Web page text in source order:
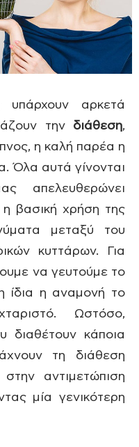
υπάρχουν αρκετά
την διάθεση,
η καλή παρέα η
Όλα αυτά γίνονται
απελευθερώνει
η βασική χρήση της
μεταξύ του
κυττάρων. Για
να γευτούμε το
ίδια η αναμονή το
Ωστόσο,
διαθέτουν κάποια
τη διάθεση
αντιμετώπιση
μία γενικότερη